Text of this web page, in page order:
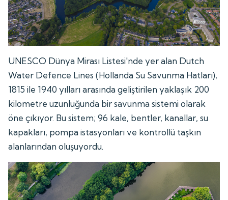
UNESCO Dünya Mirası Listesi'nde yer alan Dutch
Water Defence Lines (Hollanda Su Savunma Hatları),
1815 ile 1940 yılları arasında geliştirilen yaklaşık 200
kilometre uzunluğunda bir savunma sistemi olarak
öne çıkıyor. Bu sistem; 96 kale, bentler, kanallar, su
kapakları, pompa istasyonları ve kontrollü taşkın
alanlarından oluşuyordu.